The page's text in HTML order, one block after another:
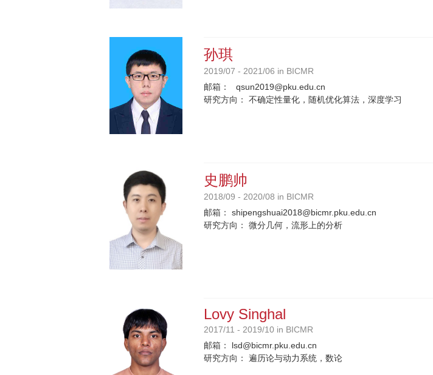
孙琪
2019/07 - 2021/06 in BICMR
邮箱：
qsun2019@pku.edu.cn
研究方向：
不确定性量化，随机优化算法，深度学习
史鹏帅
2018/09 - 2020/08 in BICMR
邮箱：
shipengshuai2018@bicmr.pku.edu.cn
研究方向：
微分几何，流形上的分析
Lovy Singhal
2017/11 - 2019/10 in BICMR
邮箱：
lsd@bicmr.pku.edu.cn
研究方向：
遍历论与动力系统，数论